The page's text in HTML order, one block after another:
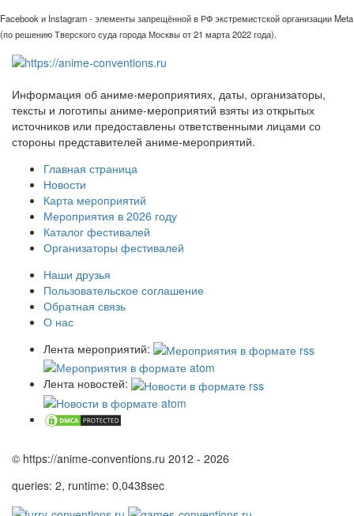
Facebook и Instagram - элементы запрещённой в РФ экстремистской организации Meta
(по решению Тверского суда города Москвы от 21 марта 2022 года).
Информация об аниме-мероприятиях, даты, организаторы,
тексты и логотипы аниме-мероприятий взяты из открытых
источников или предоставлены ответственными лицами со
стороны представителей аниме-мероприятий.
Главная страница
Новости
Карта мероприятий
Мероприятия в 2026 году
Каталог фестивалей
Организаторы фестивалей
Наши друзья
Пользовательское соглашение
Обратная связь
О нас
Лента мероприятий:
Лента новостей:
© https://anime-conventions.ru 2012 - 2026
queries: 2, runtime: 0,0438sec